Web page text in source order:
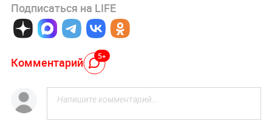
Подписаться на LIFE
Комментарий 5+